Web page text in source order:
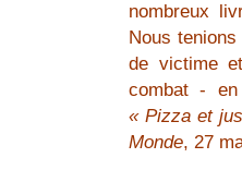
nombreux
Nous
de victime
combat -
« Pizza et
Monde, 27